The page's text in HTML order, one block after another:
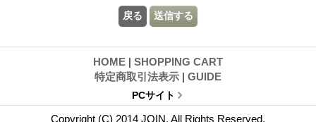
HOME | SHOPPING CART
特定商取引法表示 | GUIDE
PCサイト
Copyright (C) 2014 JOIN. All Rights Reserved.